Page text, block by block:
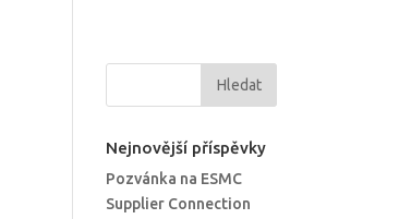
Nejnovější příspěvky
Pozvánka na ESMC
Supplier Connection